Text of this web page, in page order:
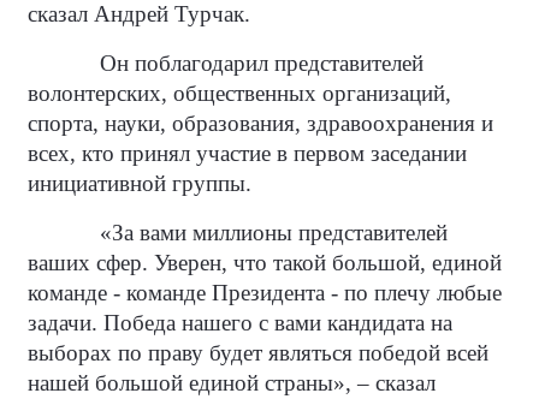
сказал Андрей Турчак.
Он поблагодарил представителей
волонтерских, общественных организаций,
спорта, науки, образования, здравоохранения и
всех, кто принял участие в первом заседании
инициативной группы.
«За вами миллионы представителей
ваших сфер. Уверен, что такой большой, единой
команде - команде Президента - по плечу любые
задачи. Победа нашего с вами кандидата на
выборах по праву будет являться победой всей
нашей большой единой страны», – сказал